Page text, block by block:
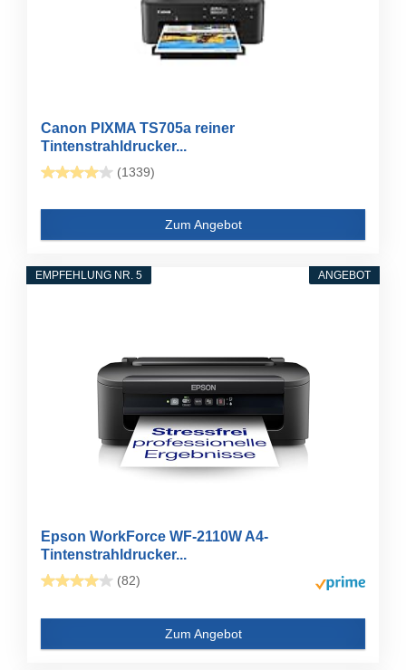
Canon PIXMA TS705a reiner
Tintenstrahldrucker...
(1339)
Zum Angebot
ANGEBOT
EMPFEHLUNG NR. 5
Epson WorkForce WF-2110W A4-
Tintenstrahldrucker...
(82)
Zum Angebot